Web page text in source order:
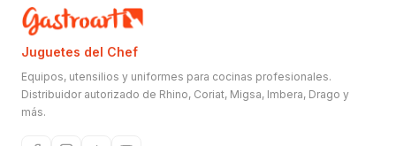
Juguetes del Chef
Equipos, utensilios y uniformes para cocinas profesionales.
Distribuidor autorizado de Rhino, Coriat, Migsa, Imbera, Drago y
más.